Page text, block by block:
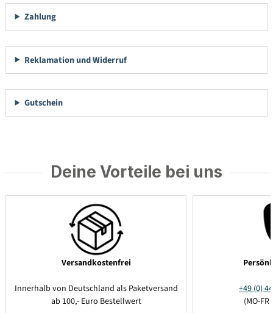
Zahlung
Reklamation und Widerruf
Gutschein
Deine Vorteile bei uns
Versandkostenfrei
Innerhalb von Deutschland als Paketversand
ab 100,- Euro Bestellwert
+49 (0)
(MO-